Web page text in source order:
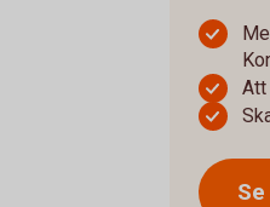
Att